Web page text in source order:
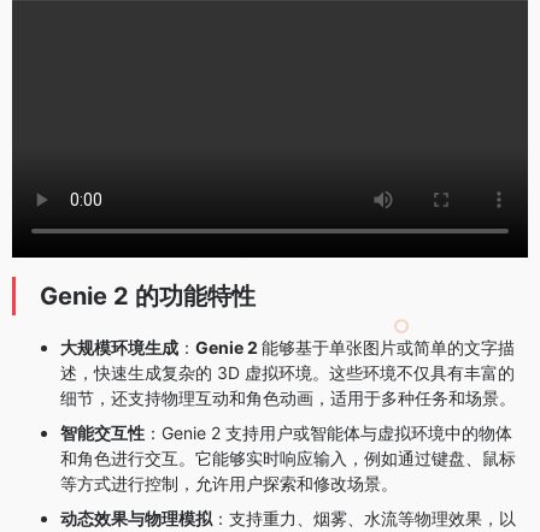
Genie 2 的功能特性
大规模环境生成 ： Genie 2 能够基于单张图片或简单的文字描
述，快速生成复杂的 3D 虚拟环境。这些环境不仅具有丰富的
细节，还支持物理互动和角色动画，适用于多种任务和场景。
智能交互性 ：Genie 2 支持用户或智能体与虚拟环境中的物体
和角色进行交互。它能够实时响应输入，例如通过键盘、鼠标
等方式进行控制，允许用户探索和修改场景。
动态效果与物理模拟 ：支持重力、烟雾、水流等物理效果，以